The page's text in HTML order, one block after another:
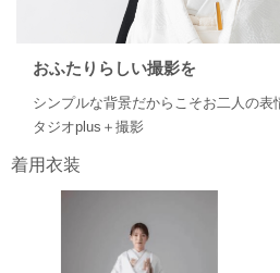
おふたりらしい撮影を
シンプルな背景だからこそお二人の表
タジオplus＋撮影
着用衣装